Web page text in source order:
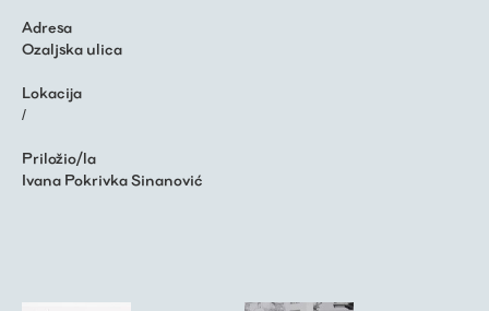
Adresa
Ozaljska ulica
Lokacija
/
Priložio/la
Ivana Pokrivka Sinanović